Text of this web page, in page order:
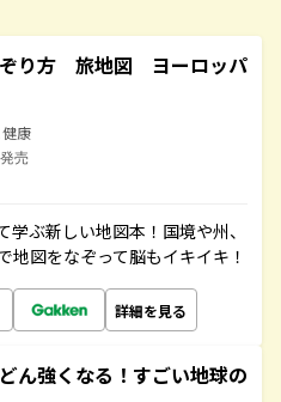
り方 旅地図 ヨーロッパ
康
売
ぶ新しい地図本！国境や州、
図をなぞって脳もイキイキ！
詳細を見る
ん強くなる！すごい地球の